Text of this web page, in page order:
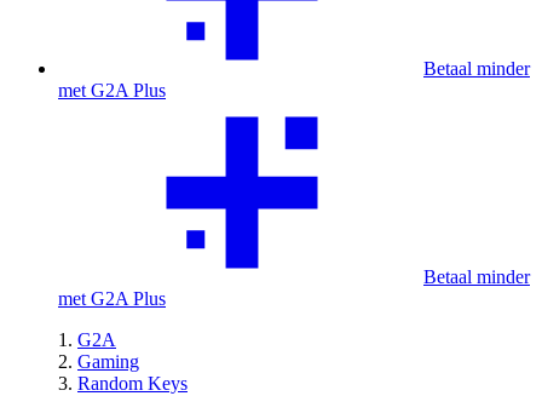
Betaal minder
met G2A Plus
Betaal minder
met G2A Plus
G2A
Gaming
Random Keys